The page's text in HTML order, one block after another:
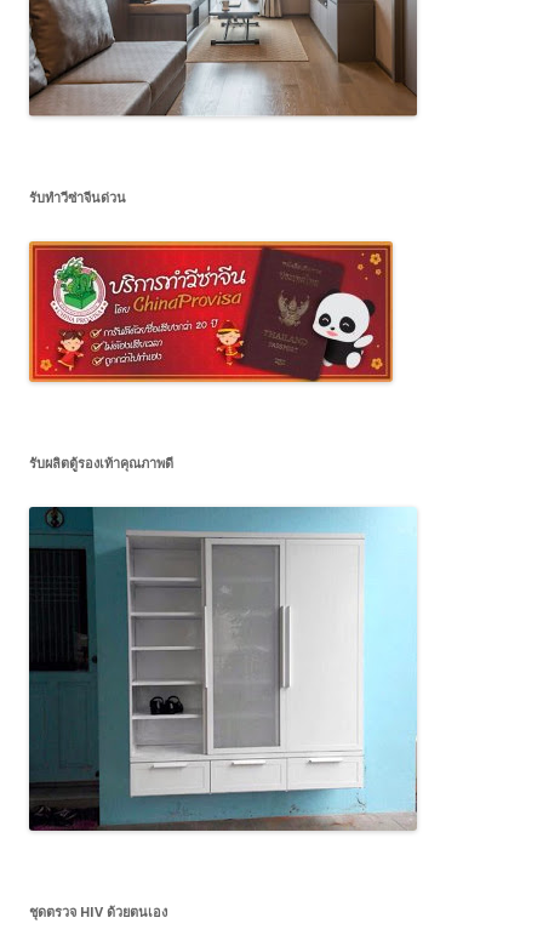
รับทำวีซ่าจีนด่วน
รับผลิตตู้รองเท้าคุณภาพดี
ชุดตรวจ HIV ด้วยตนเอง